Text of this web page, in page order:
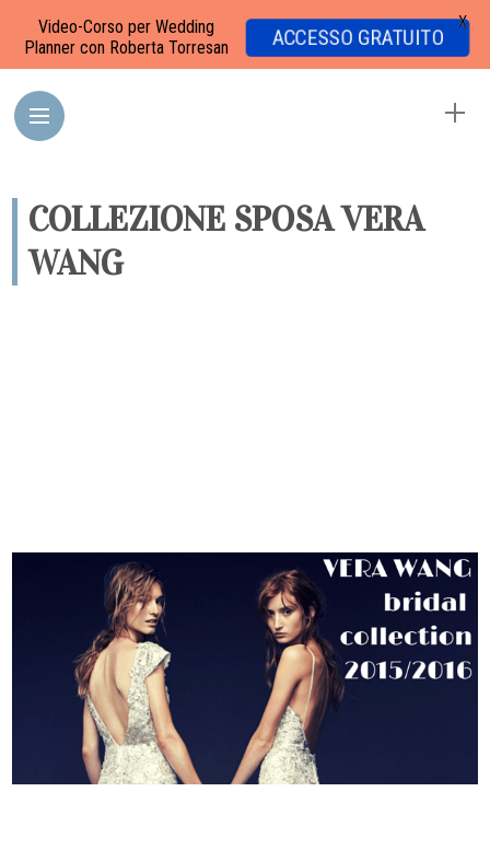
COLLEZIONE SPOSA VERA
WANG
Video-Corso per Wedding
Planner con Roberta Torresan
ACCESSO GRATUITO
X